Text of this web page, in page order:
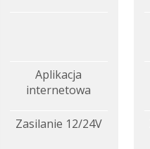
Aplikacja
internetowa
Zasilanie 12/24V